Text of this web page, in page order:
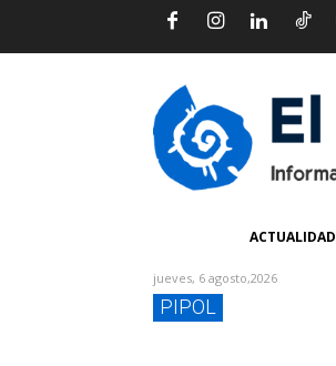
ACTUALIDAD
jueves, 6 agosto,2026
PIPOL